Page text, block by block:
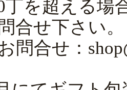
丁を超える場
合せ下さい。
問合せ：